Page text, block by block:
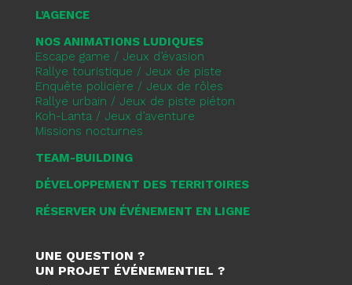
L’AGENCE
NOS ANIMATIONS LUDIQUES
Escape game / Jeux d’évasion
Rallye touristique / Jeux de piste
Enquête policière / Jeux de rôles
Rallye urbain / Jeux de piste piéton
Koh-Lanta / Jeux d’aventure
Missions nocturnes
TEAM-BUILDING
DÉVELOPPEMENT DES TERRITOIRES
RÉSERVER UN ÉVÉNEMENT EN LIGNE
UNE QUESTION ?
UN PROJET ÉVÉNEMENTIEL ?